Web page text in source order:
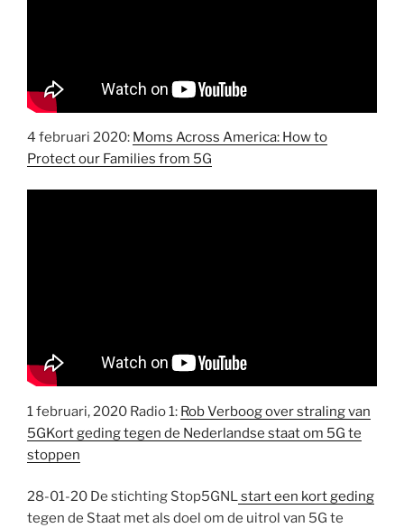
4 februari 2020: Moms Across America: How to
Protect our Families from 5G
1 februari, 2020 Radio 1: Rob Verboog over straling van
5GKort geding tegen de Nederlandse staat om 5G te
stoppen
28-01-20 De stichting Stop5GNLstart een kort geding
tegen de Staat met als doel om de uitrol van 5G te